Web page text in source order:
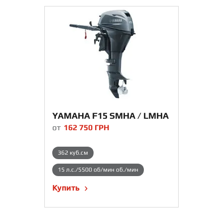
YAMAHA F15 SMHA / LMHA
от 162 750 ГРН
362 куб.см
15 л.с./5500 об/мин об./мин
Купить